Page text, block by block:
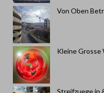
Von Oben
Kleine Grosse
Streifzuege in